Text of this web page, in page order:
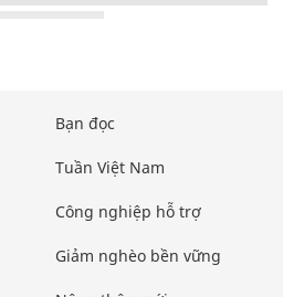
Bạn đọc
Tuần Việt Nam
Công nghiệp hỗ trợ
Giảm nghèo bền vững